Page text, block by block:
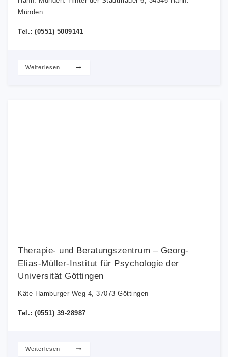
Münden
Tel.: (0551) 5009141
Weiterlesen
Therapie- und Beratungszentrum – Georg-
Elias-Müller-Institut für Psychologie der
Universität Göttingen
Käte-Hamburger-Weg 4, 37073 Göttingen
Tel.: (0551) 39-28987
Weiterlesen